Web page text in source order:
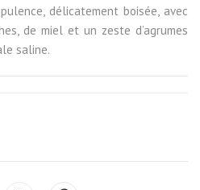
délicatement boisée, avec
de miel et un zeste d’agrumes
saline.